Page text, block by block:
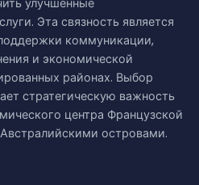
улучшенные
Эта связность является
коммуникации,
и экономической
районах. Выбор
стратегическую важность
центра Французской
островами.